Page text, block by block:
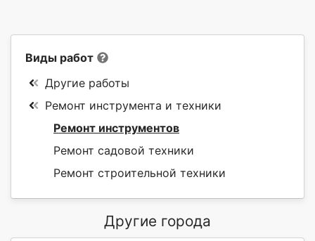
Виды работ
Другие работы
Ремонт инструмента и техники
Ремонт инструментов
Ремонт садовой техники
Ремонт строительной техники
Другие города